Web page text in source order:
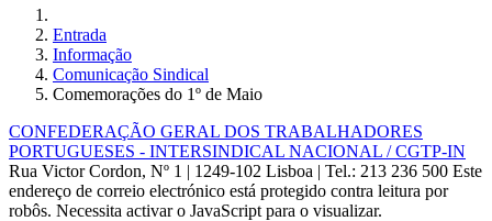
Entrada
Informação
Comunicação Sindical
Comemorações do 1º de Maio
CONFEDERAÇÃO GERAL DOS TRABALHADORES
PORTUGUESES - INTERSINDICAL NACIONAL / CGTP-IN
Rua Victor Cordon, Nº 1 | 1249-102 Lisboa | Tel.: 213 236 500 Este
endereço de correio electrónico está protegido contra leitura por
robôs. Necessita activar o JavaScript para o visualizar.